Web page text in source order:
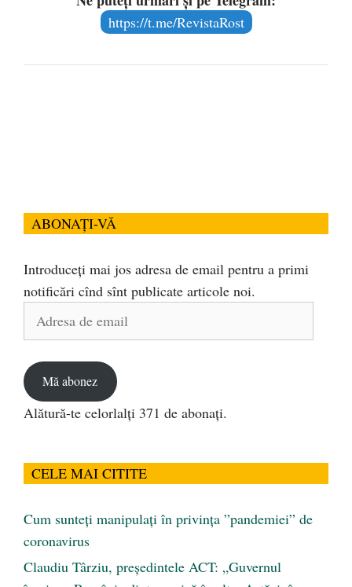
https://t.me/RevistaRost
ABONAȚI-VĂ
Introduceți mai jos adresa de email pentru a primi
notificări cînd sînt publicate articole noi.
Mă abonez
Alătură-te celorlalți 371 de abonați.
CELE MAI CITITE
Cum sunteți manipulați în privința ”pandemiei” de
coronavirus
Claudiu Târziu, președintele ACT: „Guvernul